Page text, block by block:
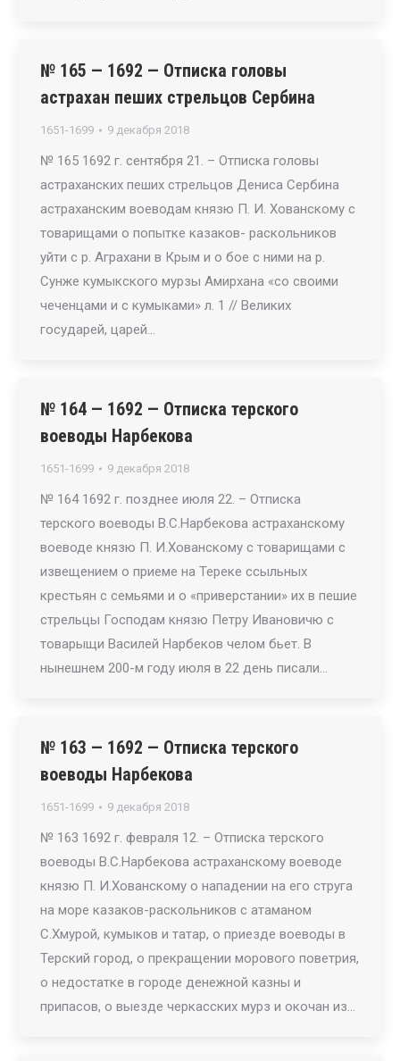
№ 165 — 1692 — Отписка головы
астрахан пеших стрельцов Сербина
1651-1699 9 декабря 2018
№ 165 1692 г. сентября 21. – Отписка головы
астраханских пеших стрельцов Дениса Сербина
астраханским воеводам князю П. И. Хованскому с
товарищами о попытке казаков- раскольников
уйти с р. Аграхани в Крым и о бое с ними на р.
Сунже кумыкского мурзы Амирхана «со своими
чеченцами и с кумыками» л. 1 // Великих
государей, царей…
№ 164 — 1692 — Отписка терского
воеводы Нарбекова
1651-1699 9 декабря 2018
№ 164 1692 г. позднее июля 22. – Отписка
терского воеводы В.С.Нарбекова астраханскому
воеводе князю П. И.Хованскому с товарищами с
извещением о приеме на Тереке ссыльных
крестьян с семьями и о «приверстании» их в пешие
стрельцы Господам князю Петру Ивановичю с
товарыщи Василей Нарбеков челом бьет. В
нынешнем 200-м году июля в 22 день писали…
№ 163 — 1692 — Отписка терского
воеводы Нарбекова
1651-1699 9 декабря 2018
№ 163 1692 г. февраля 12. – Отписка терского
воеводы В.С.Нарбекова астраханскому воеводе
князю П. И.Хованскому о нападении на его струга
на море казаков-раскольников с атаманом
С.Хмурой, кумыков и татар, о приезде воеводы в
Терский город, о прекращении морового поветрия,
о недостатке в городе денежной казны и
припасов, о выезде черкасских мурз и окочан из…